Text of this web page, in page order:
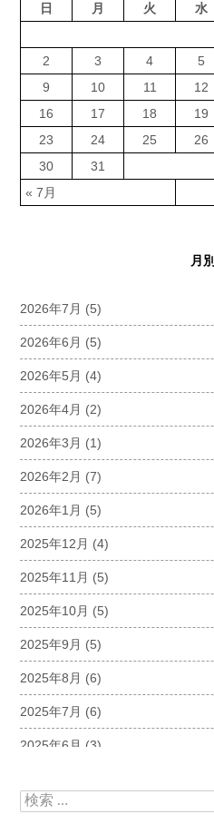
日 月 火 水
« 7月
2
3 4 5
9
10 11 12
16
17 18 19
23
24 25 26
30
31
月別
2026年7月 (5)
2026年6月 (5)
2026年5月 (4)
2026年4月 (2)
2026年3月 (1)
2026年2月 (7)
2026年1月 (5)
2025年12月 (4)
2025年11月 (5)
2025年10月 (5)
2025年9月 (5)
2025年8月 (6)
2025年7月 (6)
2025年6月 (3)
2025年4月(5)
検索: